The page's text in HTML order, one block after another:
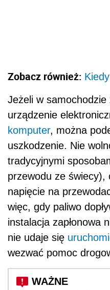
Zobacz również:
Jeżeli w samochodzie
urządzenie
komputer, można
uszkodzenie. Nie
tradycyjnymi
przewodu ze świecy),
napięcie na
więc, gdy paliwo
instalacja zapłonowa
nie udaje się
wezwać pomoc